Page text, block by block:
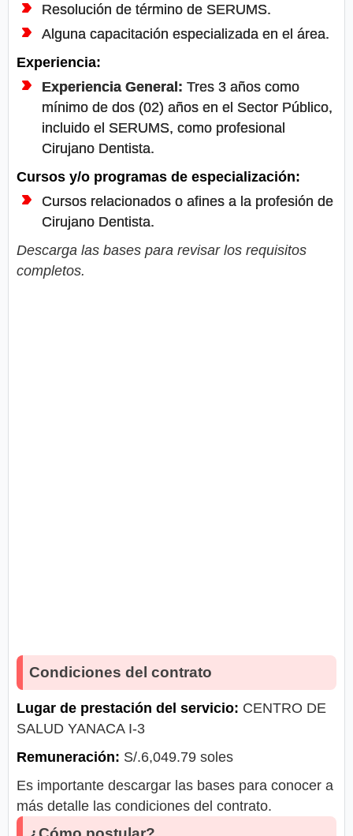
Resolución de término de SERUMS.
Alguna capacitación especializada en el área.
Experiencia:
Experiencia General: Tres 3 años como
mínimo de dos (02) años en el Sector Público,
incluido el SERUMS, como profesional
Cirujano Dentista.
Cursos y/o programas de especialización:
Cursos relacionados o afines a la profesión de
Cirujano Dentista.
Descarga las bases para revisar los requisitos
completos.
Condiciones del contrato
Lugar de prestación del servicio: CENTRO DE
SALUD YANACA I-3
Remuneración: S/.6,049.79 soles
Es importante descargar las bases para conocer a
más detalle las condiciones del contrato.